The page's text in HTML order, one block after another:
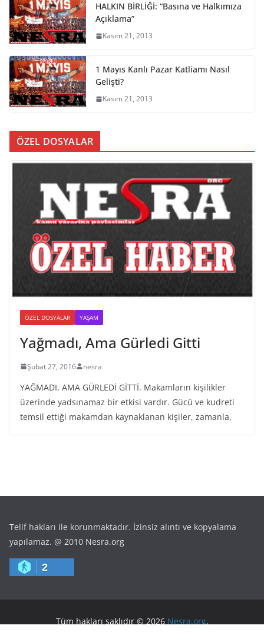
HALKIN BİRLİĞİ: “Basına ve Halkımıza
Açıklama”
Kasım 21, 2013
1 Mayıs Kanlı Pazar Katliamı Nasıl
Gelişti?
Kasım 21, 2013
ÖZEL DOSYALAR
ÖZEL DOSYALAR YAŞAM
Yağmadı, Ama Gürledi Gitti
Şubat 27, 2016 nesra
YAĞMADI, AMA GÜRLEDİ GİTTİ. Makamların kişilikler
üzerinde yadsınamaz bir etkisi vardır. Gücü ve kudreti
temsil ettiği makamdan kaynaklanan kişiler, zamanla,
Telif hakları ile korunmaktadır. İzinsiz alıntı ve kopyalama
yapılamaz. @ 2010 Nesra.org
2
Tüm hakları saklıdır © 2026 Nesra.org.